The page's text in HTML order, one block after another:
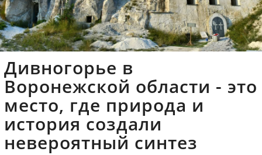
Дивногорье в
Воронежской области - это
место, где природа и
история создали
невероятный синтез